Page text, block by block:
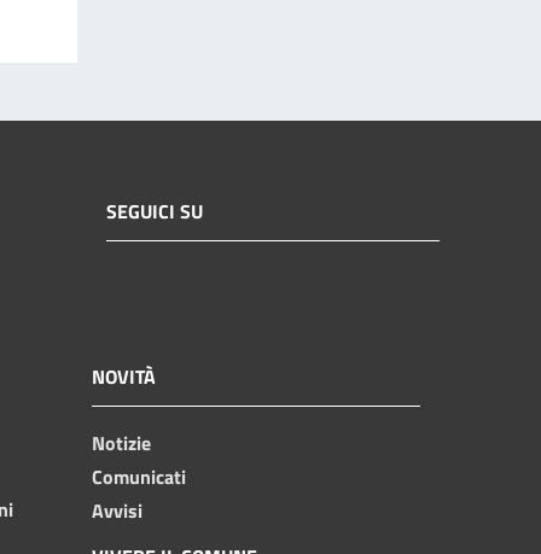
SEGUICI SU
NOVITÀ
Notizie
Comunicati
Avvisi